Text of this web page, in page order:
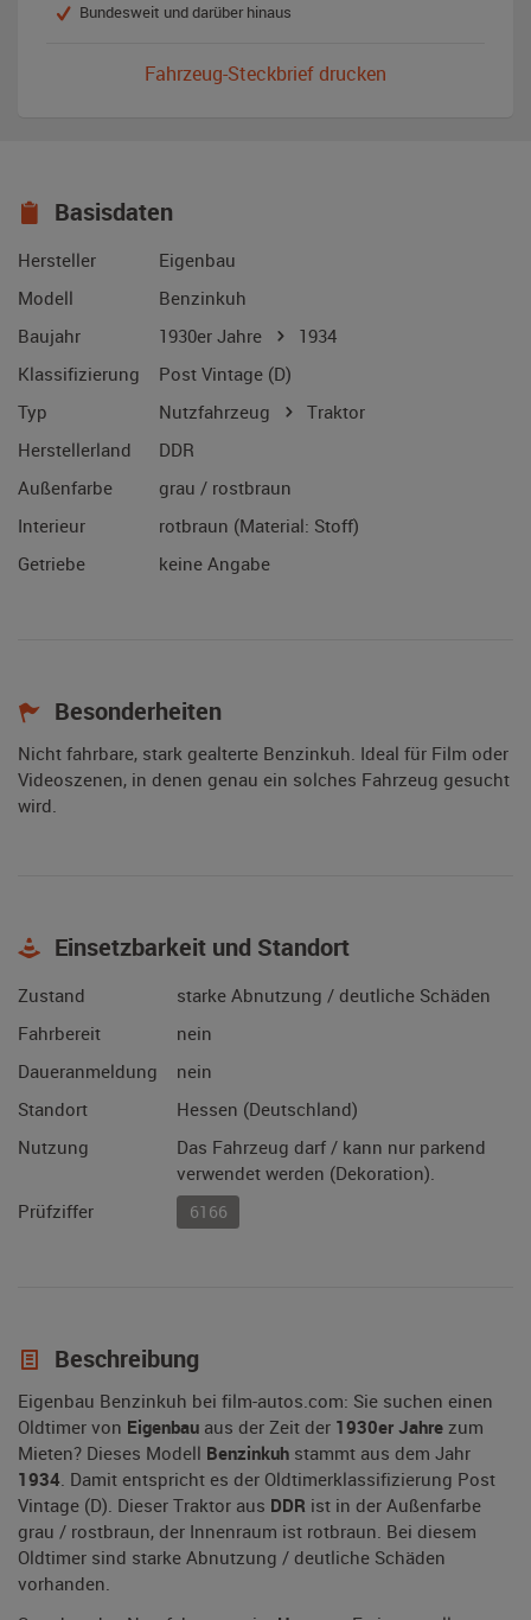
Bundesweit und darüber hinaus
Fahrzeug-Steckbrief drucken
Basisdaten
Hersteller
Eigenbau
Modell
Benzinkuh
Baujahr
1930er Jahre
1934
Klassifizierung
Post Vintage (D)
Typ
Nutzfahrzeug
Traktor
Herstellerland
DDR
Außenfarbe
grau / rostbraun
Interieur
rotbraun (Material: Stoff)
Getriebe
keine Angabe
Besonderheiten
Nicht fahrbare, stark gealterte Benzinkuh. Ideal für Film oder
Videoszenen, in denen genau ein solches Fahrzeug gesucht
wird.
Einsetzbarkeit und Standort
Zustand
starke Abnutzung / deutliche Schäden
Fahrbereit
nein
Daueranmeldung
nein
Standort
Hessen (Deutschland)
Nutzung
Das Fahrzeug darf / kann nur parkend
verwendet werden (Dekoration).
Prüfziffer
6166
Beschreibung
Eigenbau Benzinkuh bei film-autos.com: Sie suchen einen
Oldtimer von Eigenbau aus der Zeit der 1930er Jahre zum
Mieten? Dieses Modell Benzinkuh stammt aus dem Jahr
1934. Damit entspricht es der Oldtimerklassifizierung Post
Vintage (D). Dieser Traktor aus DDR ist in der Außenfarbe
grau / rostbraun, der Innenraum ist rotbraun. Bei diesem
Oldtimer sind starke Abnutzung / deutliche Schäden
vorhanden.